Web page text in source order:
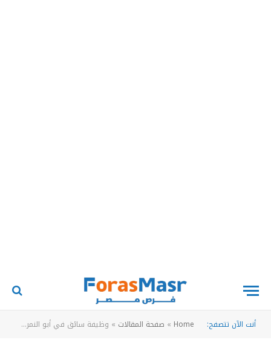
أنت الآن تتصفح: Home
» صفحة المقالات » وظيفة سائق في أبو النمرس – فرصة عمل مع شركة كبرى في مجال مستحضرات التجميل